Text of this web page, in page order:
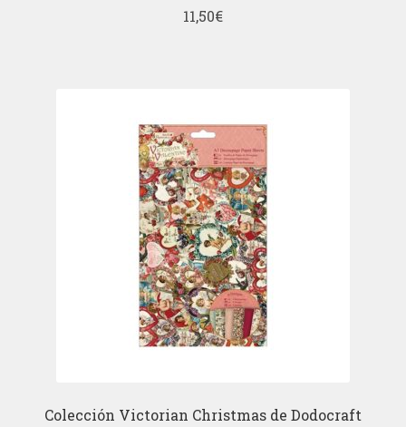
11,50€
Colección Victorian Christmas de Dodocraft